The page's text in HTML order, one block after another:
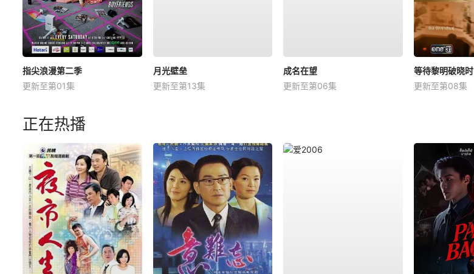
指尖浪漫第二季
更新至第01集
月光壁垒
更新至第13集
成名在望
更新至第06集
等待黎明破晓时
更新至第08集
正在热播